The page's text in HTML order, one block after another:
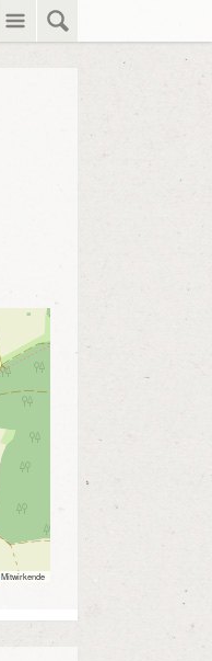
Suche
Menü
Mitwirkende